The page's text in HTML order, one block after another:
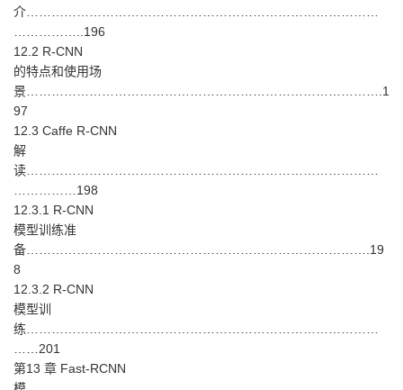
介…………………………………………………………………………
……………..196
12.2 R-CNN
的特点和使用场
景………………………………………………………………………….1
97
12.3 Caffe R-CNN
解
读…………………………………………………………………………
……………198
12.3.1 R-CNN
模型训练准
备……………………………………………………………………….19
8
12.3.2 R-CNN
模型训
练…………………………………………………………………………
……201
第13 章 Fast-RCNN